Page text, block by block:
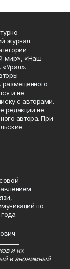
журнал.
мир», «Наш
и не
с авторами.
редакции не
автора. При
по
и их
и анонимный